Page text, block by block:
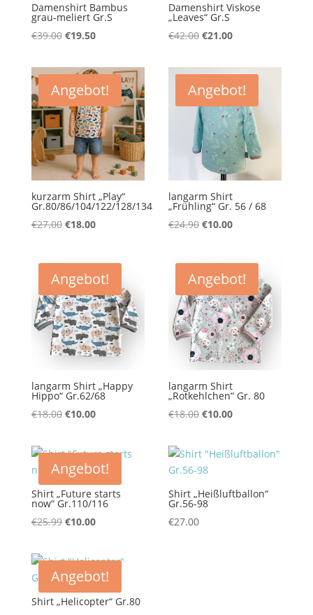
Damenshirt Bambus
grau-meliert Gr.S
€39.00 Ursprünglicher
war:
€39.00
€19.50Aktueller
ist:
€19.50.
Damenshirt Viskose
„Leaves“ Gr.S
€42.00 Ursprünglicher
war:
€42.00
€21.00Aktueller
ist:
€21.00.
Angebot!
kurzarm Shirt „Play“
Gr.80/86/104/122/128/134
€27.00 Ursprünglicher
€27.00
€18.00Aktueller
€18.00.
Angebot!
langarm Shirt
„Frühling“ Gr. 56 / 68
€24.90 Ursprünglicher
€24.90
€10.00Aktueller
€10.00.
Angebot!
langarm Shirt „Happy
Hippo“ Gr.62/68
€18.00 Ursprünglicher
€18.00
€10.00Aktueller
€10.00.
Angebot!
langarm Shirt
„Rotkehlchen“ Gr. 80
€18.00 Ursprünglicher
€18.00
€10.00Aktueller
€10.00.
Angebot!
Shirt „Future starts
now“ Gr.110/116
€25.99 Ursprünglicher
€25.99
€10.00Aktueller
€10.00.
Shirt „Heißluftballon“
Gr.56-98
€27.00
Angebot!
Shirt „Helicopter“ Gr.80